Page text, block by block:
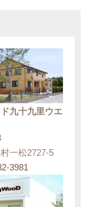
九十九里ウエ
一松2727-5
3981